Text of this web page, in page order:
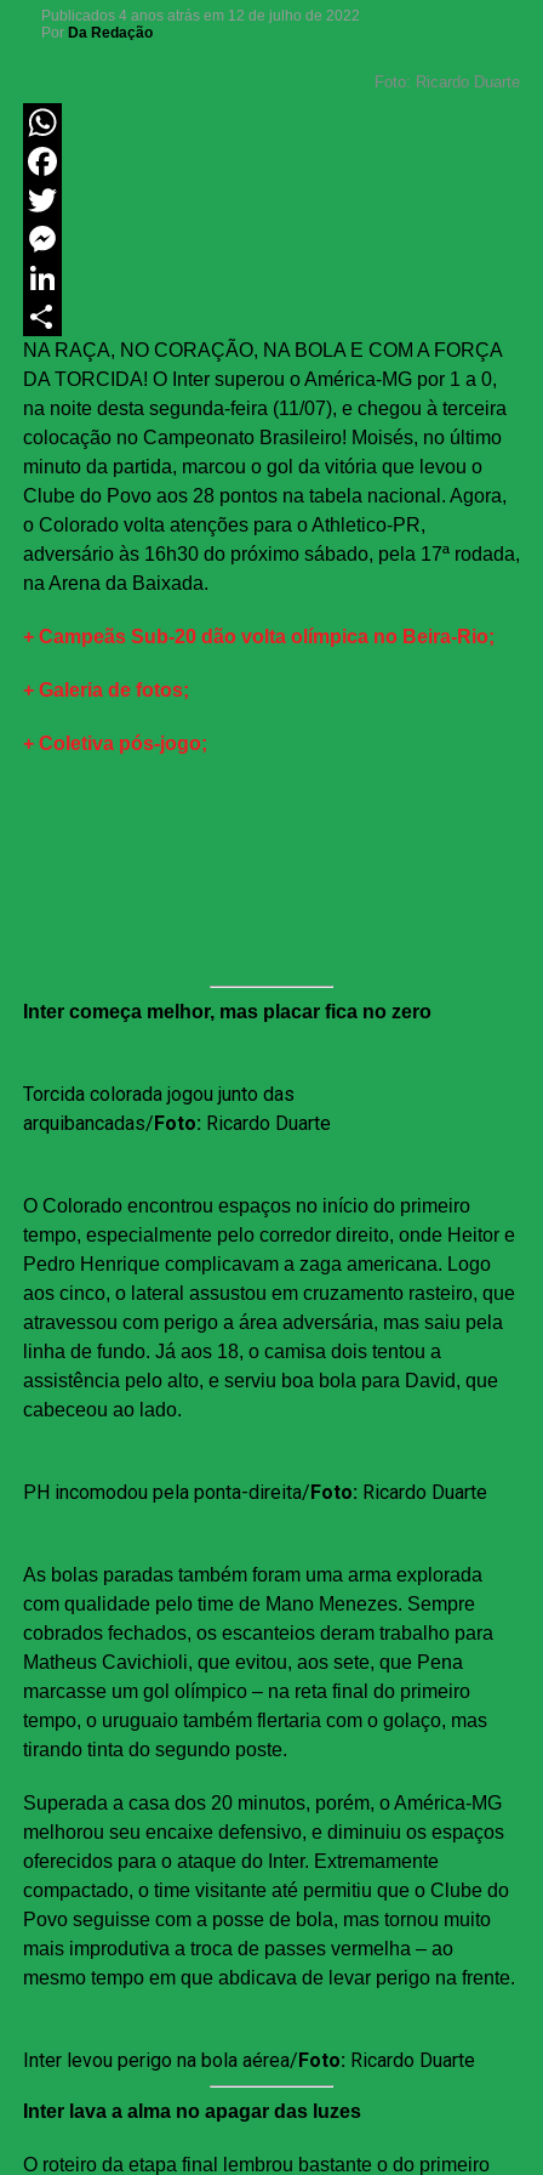
Publicados 4 anos atrás em 12 de julho de 2022
Por Da Redação
Foto: Ricardo Duarte
WhatsApp
Facebook
Twitter
Messenger
LinkedIn
Share
NA RAÇA, NO CORAÇÃO, NA BOLA E COM A FORÇA
DA TORCIDA! O Inter superou o América-MG por 1 a 0,
na noite desta segunda-feira (11/07), e chegou à terceira
colocação no Campeonato Brasileiro! Moisés, no último
minuto da partida, marcou o gol da vitória que levou o
Clube do Povo aos 28 pontos na tabela nacional. Agora,
o Colorado volta atenções para o Athletico-PR,
adversário às 16h30 do próximo sábado, pela 17ª rodada,
na Arena da Baixada.
+ Campeãs Sub-20 dão volta olímpica no Beira-Rio;
+ Galeria de fotos;
+ Coletiva pós-jogo;
Inter começa melhor, mas placar fica no zero
Torcida colorada jogou junto das
arquibancadas/ Foto: Ricardo Duarte
O Colorado encontrou espaços no início do primeiro
tempo, especialmente pelo corredor direito, onde Heitor e
Pedro Henrique complicavam a zaga americana. Logo
aos cinco, o lateral assustou em cruzamento rasteiro, que
atravessou com perigo a área adversária, mas saiu pela
linha de fundo. Já aos 18, o camisa dois tentou a
assistência pelo alto, e serviu boa bola para David, que
cabeceou ao lado.
PH incomodou pela ponta-direita/ Foto: Ricardo Duarte
As bolas paradas também foram uma arma explorada
com qualidade pelo time de Mano Menezes. Sempre
cobrados fechados, os escanteios deram trabalho para
Matheus Cavichioli, que evitou, aos sete, que Pena
marcasse um gol olímpico – na reta final do primeiro
tempo, o uruguaio também flertaria com o golaço, mas
tirando tinta do segundo poste.
Superada a casa dos 20 minutos, porém, o América-MG
melhorou seu encaixe defensivo, e diminuiu os espaços
oferecidos para o ataque do Inter. Extremamente
compactado, o time visitante até permitiu que o Clube do
Povo seguisse com a posse de bola, mas tornou muito
mais improdutiva a troca de passes vermelha – ao
mesmo tempo em que abdicava de levar perigo na frente.
Inter levou perigo na bola aérea/ Foto: Ricardo Duarte
Inter lava a alma no apagar das luzes
O roteiro da etapa final lembrou bastante o do primeiro